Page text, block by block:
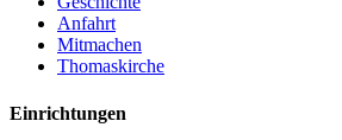
Anfahrt
Mitmachen
Thomaskirche
Einrichtungen